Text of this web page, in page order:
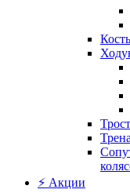
⚡ Акции